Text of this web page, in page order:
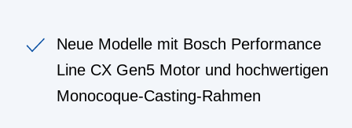
Neue Modelle mit Bosch Performance
Line CX Gen5 Motor und hochwertigen
Monocoque-Casting-Rahmen